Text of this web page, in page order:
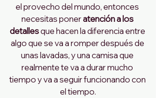
el provecho del mundo, entonces
necesitas poner atención a los
detalles que hacen la diferencia entre
algo que se va a romper después de
unas lavadas, y una camisa que
realmente te va a durar mucho
tiempo y va a seguir funcionando con
el tiempo.